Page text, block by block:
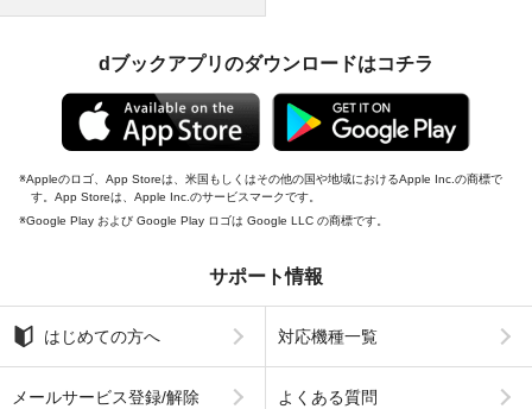
dブックアプリのダウンロードはコチラ
Appleのロゴ、App Storeは、米国もしくはその他の国や地域におけるApple Inc.の商標で
す。App Storeは、Apple Inc.のサービスマークです。
Google Play および Google Play ロゴは Google LLC の商標です。
サポート情報
はじめての方へ 対応機種一覧
メールサービス登録/解除 よくある質問